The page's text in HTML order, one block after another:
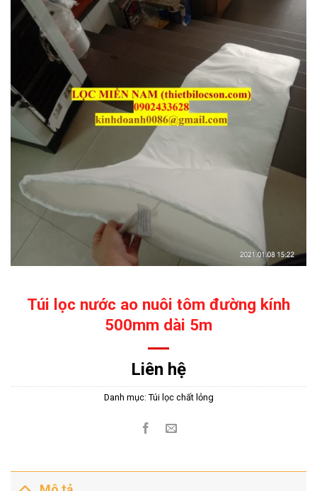
Túi lọc nước ao nuôi tôm đường kính
500mm dài 5m
Liên hệ
Danh mục:Túi lọc chất lỏng